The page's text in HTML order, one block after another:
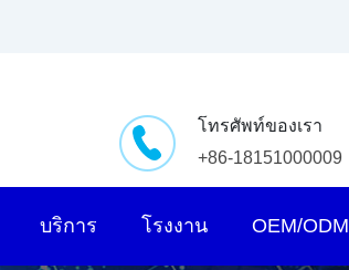
โทรศัพท์ของเรา
+86-18151000009
บริการ โรงงาน OEM/ODM